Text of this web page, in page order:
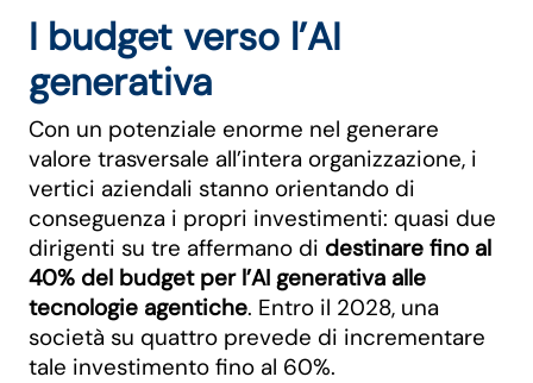
I budget verso l’AI
generativa
Con un potenziale enorme nel generare
valore trasversale all’intera organizzazione, i
vertici aziendali stanno orientando di
conseguenza i propri investimenti: quasi due
dirigenti su tre affermano di destinare fino al
40% del budget per l’AI generativa alle
tecnologie agentiche. Entro il 2028, una
società su quattro prevede di incrementare
tale investimento fino al 60%.